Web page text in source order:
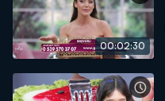
00:02:30